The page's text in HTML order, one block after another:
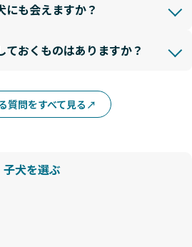
にも会えますか？
ておくものはありますか？
質問をすべて見る
子犬を選ぶ